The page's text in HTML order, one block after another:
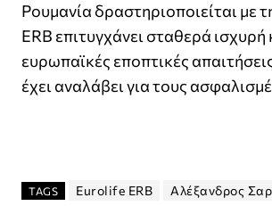
Ρουμανία δραστηριοποιείται
ERB επιτυγχάνει σταθερά
ευρωπαϊκές εποπτικές
έχει αναλάβει για τους
TAGS Eurolife ERB Αλέξανδρος